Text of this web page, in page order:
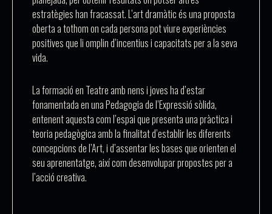
estratègies han fracassat. L’art dramàtic és una proposta
oberta a tothom on cada persona pot viure experiències
positives que li omplin d’incentius i capacitats per a la seva
vida.
La formació en Teatre amb nens i joves ha d’estar
fonamentada en una Pedagogia de l’Expressió sòlida,
entenent aquesta com l’espai que presenta una pràctica i
teoria pedagògica amb la finalitat d’establir les diferents
concepcions de l’Art, i d’assentar les bases que orienten el
seu aprenentatge, així com desenvolupar propostes per a
l’acció creativa.